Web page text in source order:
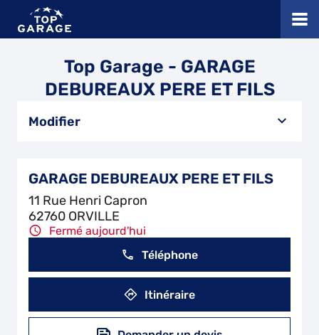
Top Garage - GARAGE
DEBUREAUX PERE ET FILS
Modifier
GARAGE DEBUREAUX PERE ET FILS
11 Rue Henri Capron
62760 ORVILLE
Fermé aujourd'hui
Téléphone
Itinéraire